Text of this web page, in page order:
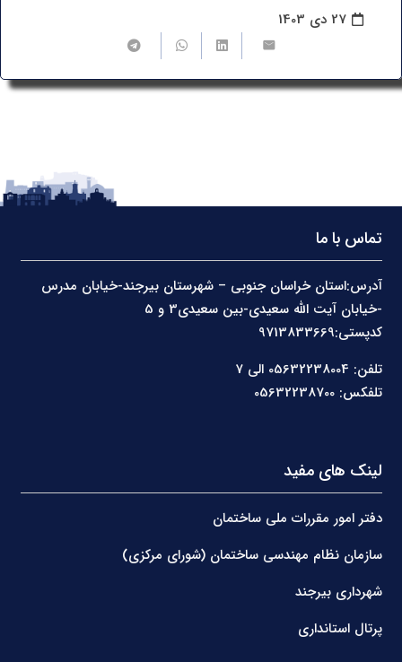
27 دی 1403
تماس با ما
آدرس:استان خراسان جنوبی – شهرستان بیرجند-خیابان مدرس
کدپستی:9713833669
تلفن: 05632238004 الی 7
تلفکس: 05632238700
لینک های مفید
دفتر امور مقررات ملی ساختمان
سازمان نظام مهندسی ساختمان (شورای مرکزی)
شهرداری بیرجند
پرتال استانداری